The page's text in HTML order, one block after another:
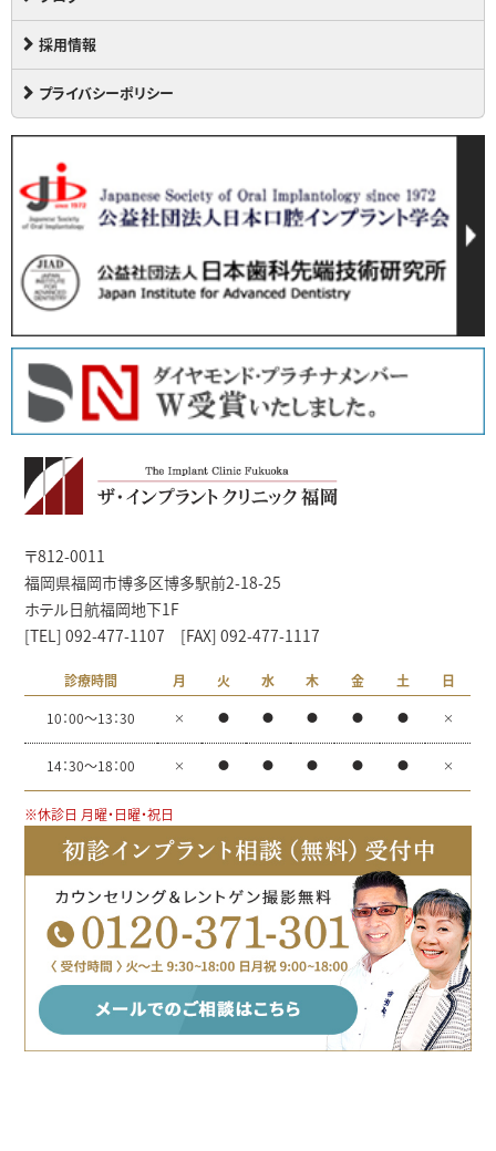
採用情報
プライバシーポリシー
〒812-0011
福岡県福岡市博多区博多駅前2-18-25
ホテル日航福岡地下1F
[TEL] 092-477-1107 [FAX] 092-477-1117
診療時間 月 火 水 木 金 土
日
10：00～13：30
× ● ● ● ● ● ×
14：30～18：00 × ● ● ● ● ● ×
※休診日 月曜・日曜・祝日